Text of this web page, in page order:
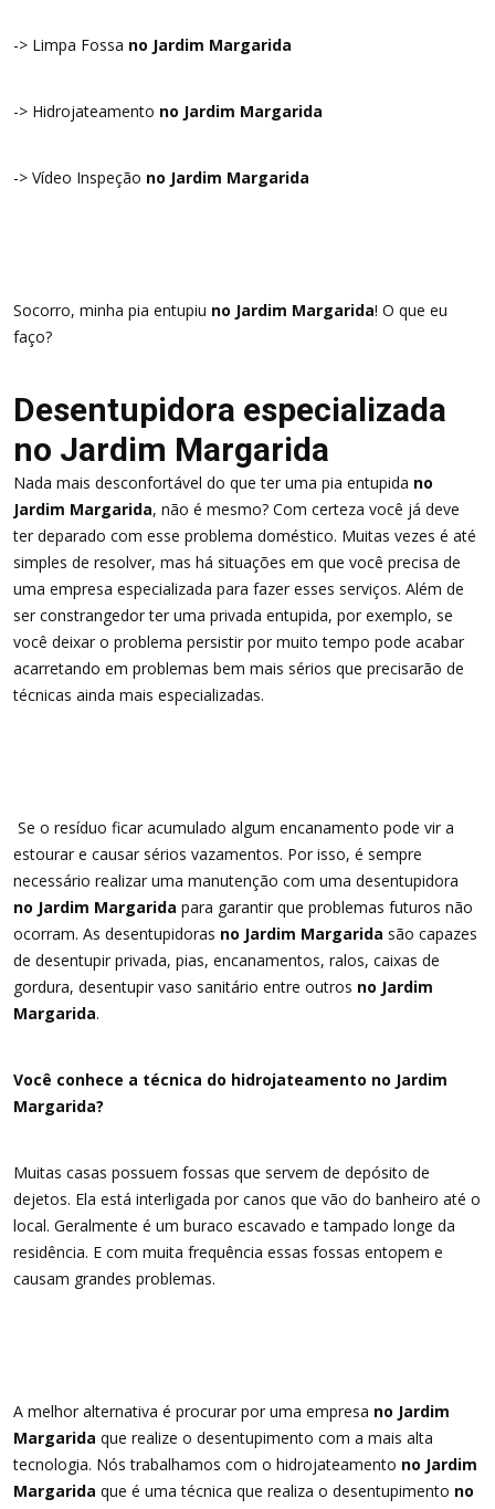
-> Limpa Fossa no Jardim Margarida
-> Hidrojateamento no Jardim Margarida
-> Vídeo Inspeção no Jardim Margarida
Socorro, minha pia entupiu no Jardim Margarida! O que eu
faço?
Desentupidora especializada
no Jardim Margarida
Nada mais desconfortável do que ter uma pia entupida no
Jardim Margarida, não é mesmo? Com certeza você já deve
ter deparado com esse problema doméstico. Muitas vezes é até
simples de resolver, mas há situações em que você precisa de
uma empresa especializada para fazer esses serviços. Além de
ser constrangedor ter uma privada entupida, por exemplo, se
você deixar o problema persistir por muito tempo pode acabar
acarretando em problemas bem mais sérios que precisarão de
técnicas ainda mais especializadas.
Se o resíduo ficar acumulado algum encanamento pode vir a
estourar e causar sérios vazamentos. Por isso, é sempre
necessário realizar uma manutenção com uma desentupidora
no Jardim Margarida para garantir que problemas futuros não
ocorram. As desentupidoras no Jardim Margarida são capazes
de desentupir privada, pias, encanamentos, ralos, caixas de
gordura, desentupir vaso sanitário entre outros no Jardim
Margarida.
Você conhece a técnica do hidrojateamento no Jardim
Margarida?
Muitas casas possuem fossas que servem de depósito de
dejetos. Ela está interligada por canos que vão do banheiro até o
local. Geralmente é um buraco escavado e tampado longe da
residência. E com muita frequência essas fossas entopem e
causam grandes problemas.
A melhor alternativa é procurar por uma empresa no Jardim
Margarida que realize o desentupimento com a mais alta
tecnologia. Nós trabalhamos com o hidrojateamento no Jardim
Margarida que é uma técnica que realiza o desentupimento no